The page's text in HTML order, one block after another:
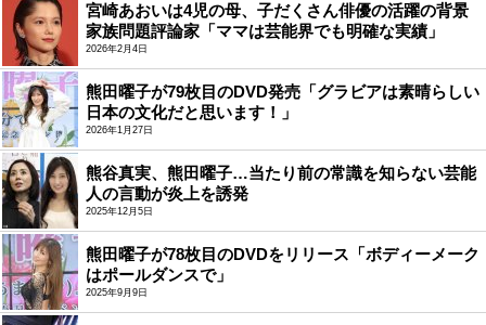
宮崎あおいは4児の母、子だくさん俳優の活躍の背景
家族問題評論家「ママは芸能界でも明確な実績」
2026年2月4日
熊田曜子が79枚目のDVD発売「グラビアは素晴らしい
日本の文化だと思います！」
2026年1月27日
熊谷真実、熊田曜子…当たり前の常識を知らない芸能
人の言動が炎上を誘発
2025年12月5日
熊田曜子が78枚目のDVDをリリース「ボディーメーク
はポールダンスで」
2025年9月9日